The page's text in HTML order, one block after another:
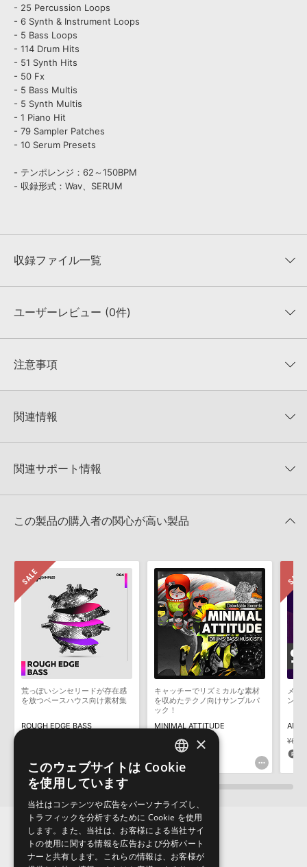
- 25 Percussion Loops
- 6 Synth & Instrument Loops
- 5 Bass Loops
- 114 Drum Hits
- 51 Synth Hits
- 50 Fx
- 5 Bass Multis
- 5 Synth Multis
- 1 Piano Hit
- 79 Sampler Patches
- 10 Serum Presets
- テンポレンジ：62～150BPM
- 収録形式：Wav、SERUM
収録ファイル一覧
収録ファイル一覧
ユーザーレビュー (0件)
★★★★★
★5
★4
★1
0%
注意事項
KONTAKTフォーマットは、
でお使いいただけます。無償版のKONTAKT PLAYERではお使いい
4GBを超えるデータに関するご注意：
FAT32でフォーマットされた
きます際には、NTFSやHFS＋でフォーマットされたHDDをご用意
いただく必要がございます。
知らせするメールの2通が送信されます。メールに記載されており
ます説明に沿って、製品のダウンロード／導入を行って下さい。
サンプルパック製品には、原則として日本語版操作マニュアルをご
用意しておりません。ご購入後のご不明点や詳細に関するお問い合
わせなどはテクニカルサポート
までご連絡ください。
デモソングは、製品収録サウンドを使ってできることを紹介するた
めのデモンストレーション用の楽曲です。原則として、デモソング
そのものをお使いいただくことはできません。また、デモソングを
構成する全てのサウンドが、サンプルパックに含まれていることを
保証するものではありません。
しかねます。
関連情報
マーセール！
関連サポート情報
2025.09.16
おります。ご覧頂くには、該当する製品をご購入頂く必要がございます。
OFF THE GRID - HIP HOP & TRAPのサポート情報
この製品の購入者の関心が高い製品
荒っぽいシンセリードが存在感
を放つベースハウス向け素材集
ROUGH EDGE BASS
キャッチーでリズミカルな素材
を収めたテクノ向けサンプルパ
ック！
MINIMAL ATTITUDE
¥3,619
108pt
メロ
ンプ
ENGLISH
×
このウェブサイトは Cookie
を使用しています
当社はコンテンツや広告をパーソナライズし、
トラフィックを分析するために Cookie を使用
します。また、当社は、お客様による当社サイ
トの使用に関する情報を広告および分析パート
ナーと共有します。これらの情報は、お客様が